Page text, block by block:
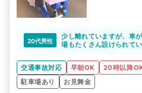
20代男性
少し離れていますが、車
場もたくさん設けられて
交通事故対応 早朝OK 20時以降
駐車場あり
お見舞金